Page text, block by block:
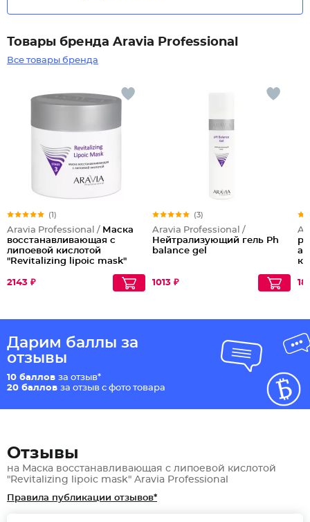
Товары бренда Aravia Professional
Все товары бренда
(1)
Aravia Professional / Маска
восстанавливающая с
липоевой кислотой
"Revitalizing lipoic mask"
2143 ₽
(3)
Aravia Professional /
Нейтрализующий гель Ph
balance gel
1013 ₽
Дарим баллы за
отзывы
10 баллов за отзыв*
20 баллов за отзыв с фото товара
Отзывы
на Маска восстанавливающая с липоевой кислотой
"Revitalizing lipoic mask" Aravia Professional
Правила публикации отзывов*